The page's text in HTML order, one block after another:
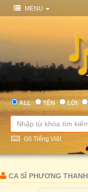
MENU
ALL TÊN LỜI
Gõ Tiếng Việt
CA SĨ PHƯƠNG THANH